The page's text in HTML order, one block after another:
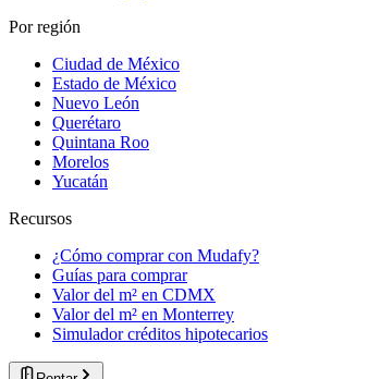
Por región
Ciudad de México
Estado de México
Nuevo León
Querétaro
Quintana Roo
Morelos
Yucatán
Recursos
¿Cómo comprar con Mudafy?
Guías para comprar
Valor del m² en CDMX
Valor del m² en Monterrey
Simulador créditos hipotecarios